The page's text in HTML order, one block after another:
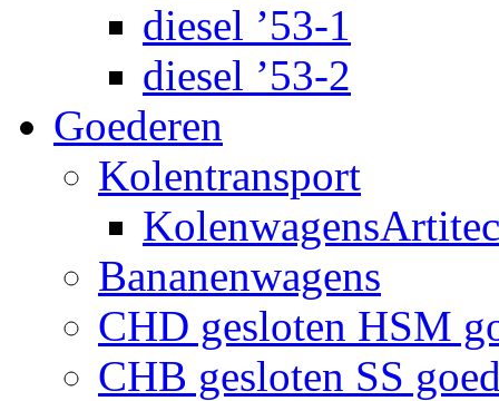
diesel ’53-1
diesel ’53-2
Goederen
Kolentransport
KolenwagensArtitec
Bananenwagens
CHD gesloten HSM
CHB gesloten SS